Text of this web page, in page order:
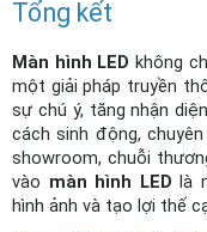
Tổng kết
Màn hình LED không
một giải pháp truyền
sự chú ý, tăng nhận
cách sinh động,
showroom, chuỗi
vào màn hình LED là
hình ảnh và tạo lợi thế